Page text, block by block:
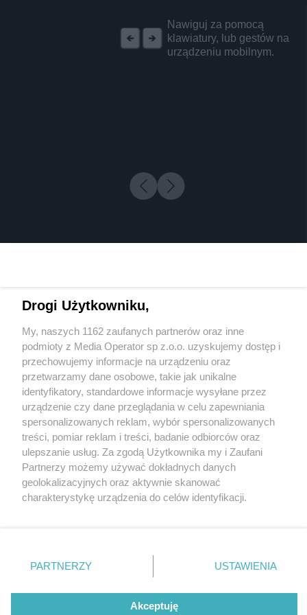
Nawiguj za pomocą
klawiatury, lub gestów na
urządzeniu mobilnym.
4 / 0
Wydawca mediów lokalnych
Nie zapomnij
zapoznać się z:
polityką prywatności
Twojemiasto
Piekary Śląskie
Chorzów
Tarnowskie Góry
Gliwice
Skontakuj sięz nami
Kontakt
Redakcja
Newsletter
Drogi Użytkowniku,
My, naszych 1162 zaufanych partnerów oraz inne
podmioty z Media Operator sp z.o.o. uzyskujemy dostęp i
przechowujemy informacje na urządzeniu oraz
przetwarzamy dane osobowe, takie jak unikalne
identyfikatory, standardowe informacje wysyłane przez
urządzenie czy dane przeglądania w celu zapewniania
spersonalizowanych reklam, wybór spersonalizowanych
treści, pomiar reklam i treści, badanie odbiorców oraz
ulepszanie usług. Za zgodą Użytkownika my i Zaufani
Partnerzy możemy używać dokładnych danych
geolokalizacyjnych oraz aktywnie skanować
charakterystykę urządzenia do celów identyfikacji.
zmienić/wycofać klikając przycisk ustawień prywatności
znajdujący się w lewym dolnym rogu strony
rodzaje przetwarzania danych nie wymagają zgody
użytkownika, ale masz prawo sprzeciwić się takiemu
PARTNERZY USTAWIENIA
Akceptuję